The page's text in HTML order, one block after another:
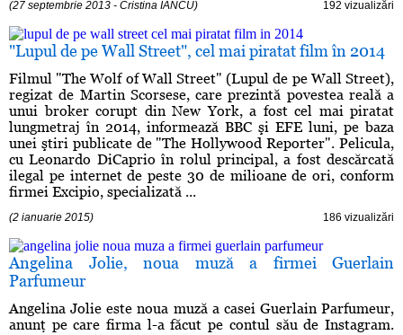
(27 septembrie 2013 - Cristina IANCU) 192 vizualizări
"Lupul de pe Wall Street", cel mai piratat film în 2014
Filmul "The Wolf of Wall Street" (Lupul de pe Wall Street),
regizat de Martin Scorsese, care prezintă povestea reală a
unui broker corupt din New York, a fost cel mai piratat
lungmetraj în 2014, informează BBC şi EFE luni, pe baza
unei ştiri publicate de "The Hollywood Reporter". Pelicula,
cu Leonardo DiCaprio în rolul principal, a fost descărcată
ilegal pe internet de peste 30 de milioane de ori, conform
firmei Excipio, specializată ...
(2 ianuarie 2015) 186 vizualizări
Angelina Jolie, noua muză a firmei Guerlain
Parfumeur
Angelina Jolie este noua muză a casei Guerlain Parfumeur,
anunţ pe care firma l-a făcut pe contul său de Instagram.